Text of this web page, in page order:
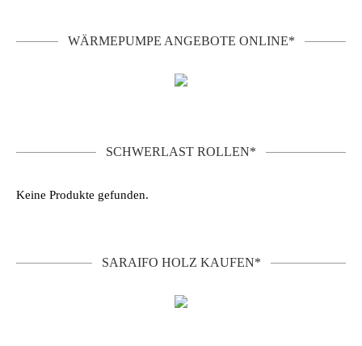
WÄRMEPUMPE ANGEBOTE ONLINE*
SCHWERLAST ROLLEN*
Keine Produkte gefunden.
SARAIFO HOLZ KAUFEN*